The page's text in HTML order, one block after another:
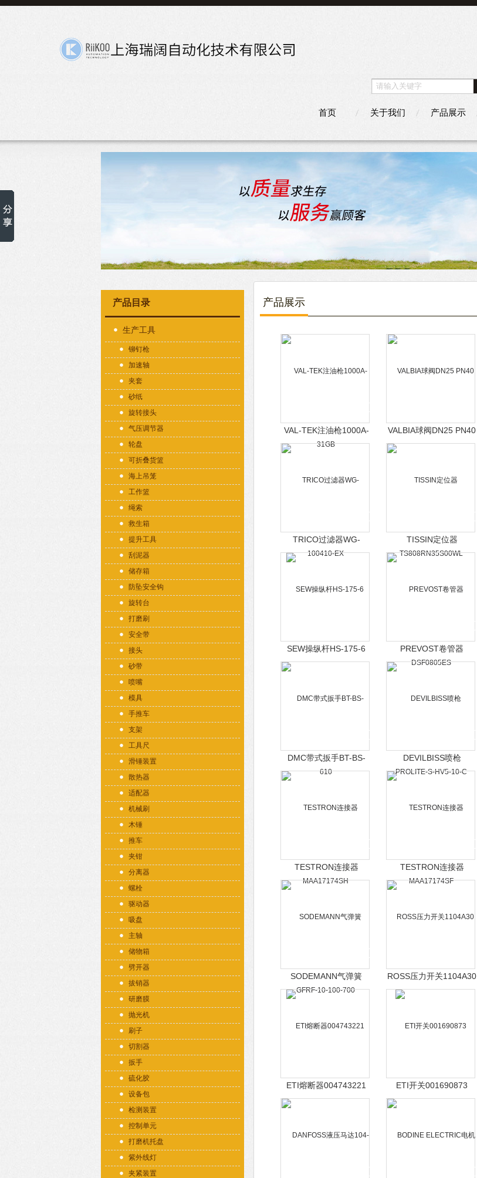
首页 关于我们 产品展示
产品目录
生产工具
铆钉枪
加速轴
夹套
砂纸
旋转接头
气压调节器
轮盘
可折叠货篮
海上吊笼
工作篮
绳索
救生箱
提升工具
刮泥器
储存箱
防坠安全钩
旋转台
打磨刷
安全带
接头
砂带
喷嘴
模具
手推车
支架
工具尺
滑锤装置
散热器
适配器
机械刷
木锤
推车
夹钳
分离器
螺栓
驱动器
吸盘
主轴
储物箱
劈开器
拔销器
研磨膜
抛光机
刷子
切割器
扳手
硫化胶
设备包
检测装置
控制单元
打磨机托盘
紫外线灯
夹紧装置
产品展示
VAL-TEK注油枪1000A-
31GB
VALBIA球阀DN25 PN40
TRICO过滤器WG-
100410-EX
TISSIN定位器
TS808RN35S00WL
SEW操纵杆HS-175-6
PREVOST卷管器
DSF0805ES
DMC带式扳手BT-BS-
610
DEVILBISS喷枪
PROLITE-S-HV5-10-C
TESTRON连接器
MAA17174SH
TESTRON连接器
MAA17174SF
SODEMANN气弹簧
GFRF-10-100-700
ROSS压力开关1104A30
ETI熔断器004743221 ETI开关001690873